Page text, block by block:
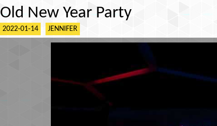
Old New Year Party
2022-01-14 JENNIFER